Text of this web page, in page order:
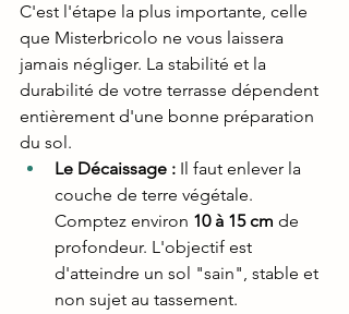
C'est l'étape la plus importante, celle
que Misterbricolo ne vous laissera
jamais négliger. La stabilité et la
durabilité de votre terrasse dépendent
entièrement d'une bonne préparation
du sol.
Le Décaissage : Il faut enlever la
couche de terre végétale.
Comptez environ 10 à 15 cm de
profondeur. L'objectif est
d'atteindre un sol "sain", stable et
non sujet au tassement.